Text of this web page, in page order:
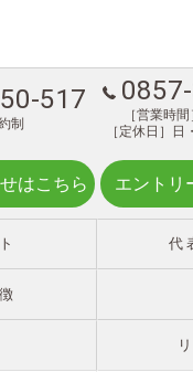
517
制
［営業時
［定休日］日
はこちら エントリ
代